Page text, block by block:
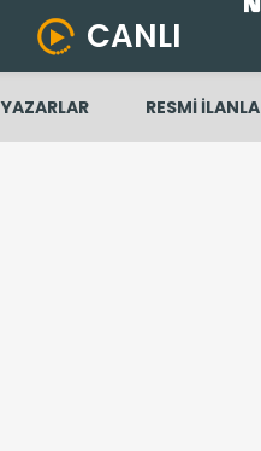
CANLI
YAZARLAR RESMİ